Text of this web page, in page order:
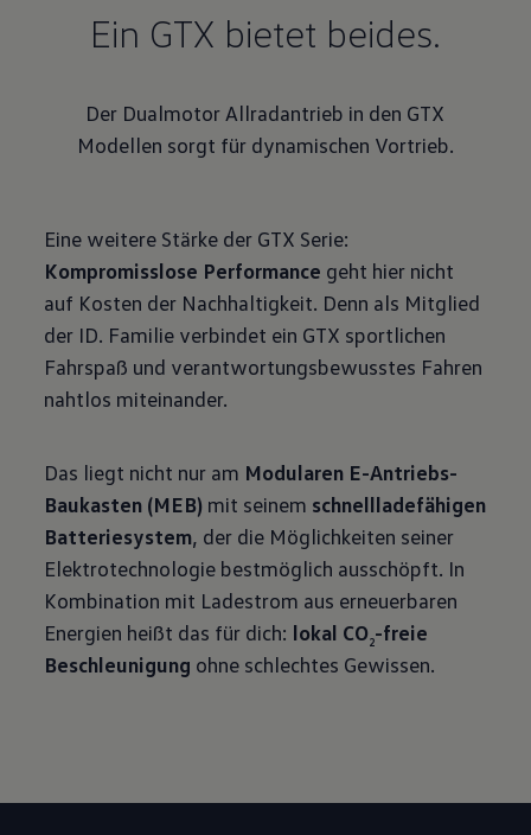
Ein GTX bietet beides.
Der Dualmotor Allradantrieb in den GTX
Modellen sorgt für dynamischen Vortrieb.
Eine weitere Stärke der GTX Serie:
Kompromisslose Performance geht hier nicht
auf Kosten der Nachhaltigkeit. Denn als Mitglied
der ID. Familie verbindet ein GTX sportlichen
Fahrspaß und verantwortungsbewusstes Fahren
nahtlos miteinander.
Das liegt nicht nur am Modularen E-Antriebs-
Baukasten (MEB) mit seinem schnellladefähigen
Batteriesystem, der die Möglichkeiten seiner
Elektrotechnologie bestmöglich ausschöpft. In
Kombination mit Ladestrom aus erneuerbaren
Energien heißt das für dich: lokal CO2-freie
Beschleunigung ohne schlechtes Gewissen.